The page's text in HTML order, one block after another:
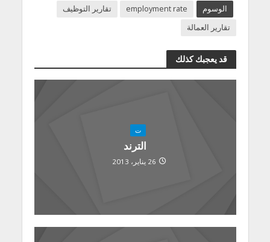
الوسوم employment rate
تقارير التوظيف
تقارير العمالة
قد يعجبك كذلك
ت
الترند
26 يناير، 2013